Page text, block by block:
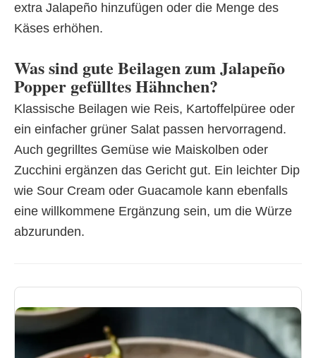
extra Jalapeño hinzufügen oder die Menge des
Käses erhöhen.
Was sind gute Beilagen zum Jalapeño
Popper gefülltes Hähnchen?
Klassische Beilagen wie Reis, Kartoffelpüree oder
ein einfacher grüner Salat passen hervorragend.
Auch gegrilltes Gemüse wie Maiskolben oder
Zucchini ergänzen das Gericht gut. Ein leichter Dip
wie Sour Cream oder Guacamole kann ebenfalls
eine willkommene Ergänzung sein, um die Würze
abzurunden.